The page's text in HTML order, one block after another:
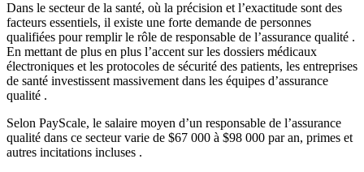
Dans le secteur de la santé, où la précision et l’exactitude sont des
facteurs essentiels, il existe une forte demande de personnes
qualifiées pour remplir le rôle de responsable de l’assurance qualité .
En mettant de plus en plus l’accent sur les dossiers médicaux
électroniques et les protocoles de sécurité des patients, les entreprises
de santé investissent massivement dans les équipes d’assurance
qualité .
Selon PayScale, le salaire moyen d’un responsable de l’assurance
qualité dans ce secteur varie de $67 000 à $98 000 par an, primes et
autres incitations incluses .